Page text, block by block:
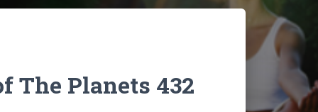
The Planets 432